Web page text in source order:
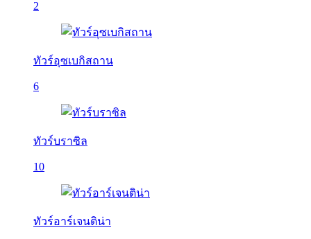
2
ทัวร์อุซเบกิสถาน
6
ทัวร์บราซิล
10
ทัวร์อาร์เจนติน่า